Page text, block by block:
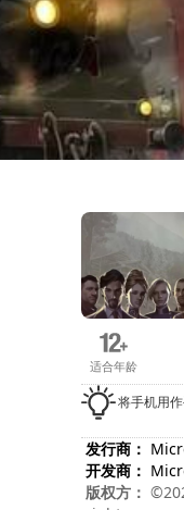
适合年龄
将手机用
发行商：
开发商：
版权方：